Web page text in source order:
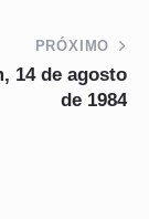
PRÓXIMO
14 de agosto
de 1984